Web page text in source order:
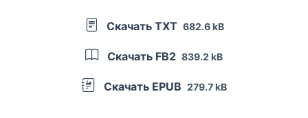
Скачать TXT 682.6 kB
Скачать FB2 839.2 kB
Скачать EPUB 279.7 kB